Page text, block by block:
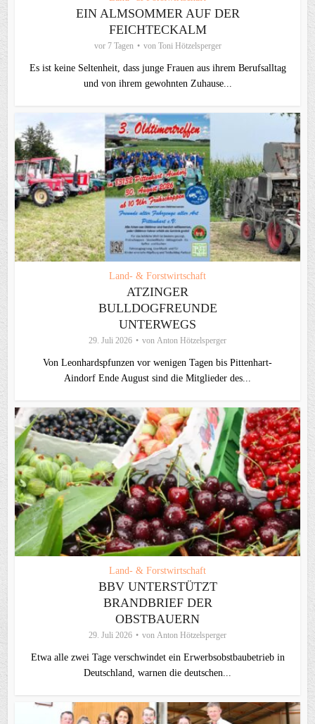
EIN ALMSOMMER AUF DER
FEICHTECKALM
vor 7 Tagen von Toni Hötzelsperger
Es ist keine Seltenheit, dass junge Frauen aus ihrem Berufsalltag
und von ihrem gewohnten Zuhause...
Land- & Forstwirtschaft
ATZINGER
BULLDOGFREUNDE
UNTERWEGS
29. Juli 2026 von Anton Hötzelsperger
Von Leonhardspfunzen vor wenigen Tagen bis Pittenhart-
Aindorf Ende August sind die Mitglieder des...
Land- & Forstwirtschaft
BBV UNTERSTÜTZT
BRANDBRIEF DER
OBSTBAUERN
29. Juli 2026 von Anton Hötzelsperger
Etwa alle zwei Tage verschwindet ein Erwerbsobstbaubetrieb in
Deutschland, warnen die deutschen...